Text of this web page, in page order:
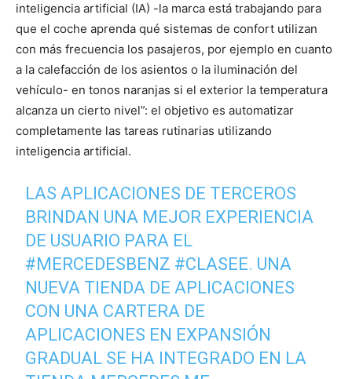
inteligencia artificial (IA) -la marca está trabajando para
que el coche aprenda qué sistemas de confort utilizan
con más frecuencia los pasajeros, por ejemplo en cuanto
a la calefacción de los asientos o la iluminación del
vehículo- en tonos naranjas si el exterior la temperatura
alcanza un cierto nivel”: el objetivo es automatizar
completamente las tareas rutinarias utilizando
inteligencia artificial.
LAS APLICACIONES DE TERCEROS
BRINDAN UNA MEJOR EXPERIENCIA
DE USUARIO PARA EL
#MERCEDESBENZ #CLASEE. UNA
NUEVA TIENDA DE APLICACIONES
CON UNA CARTERA DE
APLICACIONES EN EXPANSIÓN
GRADUAL SE HA INTEGRADO EN LA